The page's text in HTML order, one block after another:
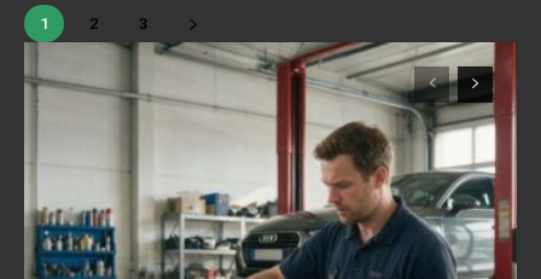
1 2 3